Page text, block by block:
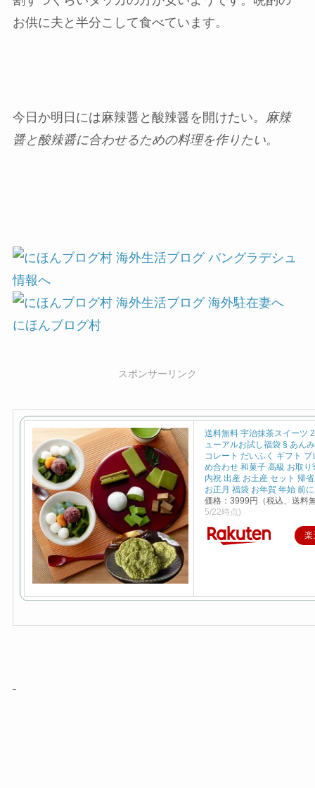
お供に夫と半分こして食べています。
今日か明日には麻辣醤と酸辣醤を開けたい。麻辣
醤と酸辣醤に合わせるための料理を作りたい。
にほんブログ村
スポンサーリンク
送料無料 宇治抹茶スイーツ
ューアルお試し福袋 § あん
コレート だいふく ギフト プ
め合わせ 和菓子 高級 お取り
内祝 出産 お土産 セット 帰
お正月 福袋 お年賀 年始 前
価格：3999円（税込、送料
5/22時点)
楽